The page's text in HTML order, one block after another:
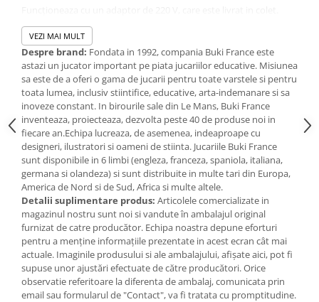
Jucarii de baie
Zornaitoare
Jucarii dentitie
Jucarii senzoriale
Jucarii motrice pentru bebelusi
Saltele de activitati pentru bebe
Jucarii de sortat
Jucarii muzicale bebelusi
Puzzle bebelusi
Jocuri educative
Jocuri STEM
Jocuri Magnetice
Jocuri de societate
Jocuri de logica
Dimensiuni cutie: 22 x 21 x 32,5 cm.
Varsta recomandata de producator: 8 ani +
Variante de cartografie in limba franceza SAU limba engleza.
Avertismente!
Va rugam sa cititi cu atentie şi sa respectati instructiunile de
utilizare şi siguranta!
Nerespectarea avertismentelor, instructiunilor şi recomandarilor
de siguranta poate cauza diverse pericole.
A se utiliza sub supravegherea unui adult.
Pentru copiii mai mari de 6 ani!
Nu este potrivit pentru copiii mai mici de 36 de luni, datorita
partilor mici continute, care pot fi inghitite!
Pericol de sufocare!
VEZI MAI MULT
Despre brand: Fondata in 1992, compania Buki France este
astazi un jucator important pe piata jucariilor educative. Misiunea
sa este de a oferi o gama de jucarii pentru toate varstele si pentru
toata lumea, inclusiv stiintifice, educative, arta-indemanare si sa
inoveze constant. In birourile sale din Le Mans, Buki France
inventeaza, proiecteaza, dezvolta peste 40 de produse noi in
fiecare an.Echipa lucreaza, de asemenea, indeaproape cu
designeri, ilustratori si oameni de stiinta. Jucariile Buki France
sunt disponibile in 6 limbi (engleza, franceza, spaniola, italiana,
germana si olandeza) si sunt distribuite in multe tari din Europa,
America de Nord si de Sud, Africa si multe altele.
Detalii suplimentare produs: Articolele comercializate in
magazinul nostru sunt noi si vandute în ambalajul original
furnizat de catre producător. Echipa noastra depune eforturi
pentru a menține informațiile prezentate in acest ecran cât mai
actuale. Imaginile produsului si ale ambalajului, afișate aici, pot fi
supuse unor ajustări efectuate de către producători. Orice
observatie referitoare la diferenta de ambalaj, comunicata prin
email sau formularul de "Contact", va fi tratata cu promptitudine.